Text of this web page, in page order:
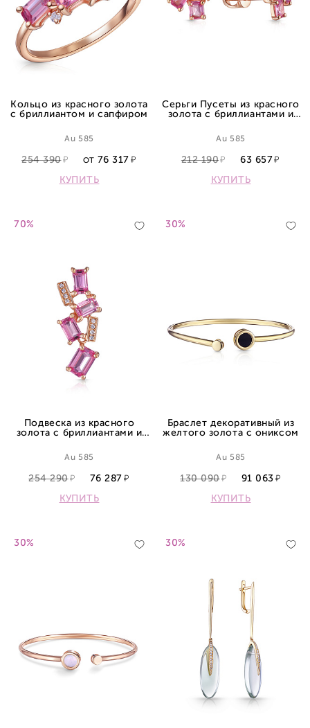
Кольцо из красного золота
с бриллиантом и сапфиром
Au 585
254 390 ОТ 76 317
КУПИТЬ
Серьги Пусеты из красного
золота с бриллиантами и
Au 585
212 190
63 657
КУПИТЬ
70%
Подвеска из красного
золота с бриллиантами и
Au 585
254 290
76 287
КУПИТЬ
30%
Браслет декоративный из
желтого золота с ониксом
Au 585
130 090
91 063
КУПИТЬ
30% 30%